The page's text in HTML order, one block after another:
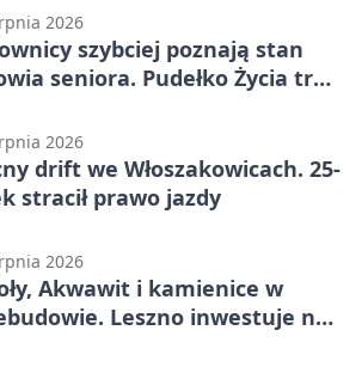
2026
szybciej poznają stan
seniora. Pudełko Życia trafi
2026
drift we Włoszakowicach. 25-
stracił prawo jazdy
2026
Akwawit i kamienice w
Leszno inwestuje na